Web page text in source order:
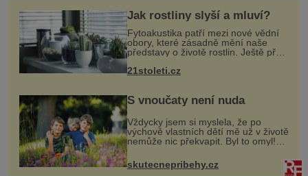
Jak rostliny slyší a mluví?
Fytoakustika patří mezi nové vědní
obory, které zásadně mění naše
představy o životě rostlin. Ještě před
několika desetiletími byly rostliny
považovány za tiché a pasivní
21stoleti.cz
S vnoučaty není nuda
Vždycky jsem si myslela, že po
výchově vlastních dětí mě už v životě
nemůže nic překvapit. Byl to omyl!
Jenže vnoučata mě přesvědčila o
opaku. Můj syn mi na víkend nechal
na hlídání sedmiletého Tobiáš
skutecnepribehy.cz